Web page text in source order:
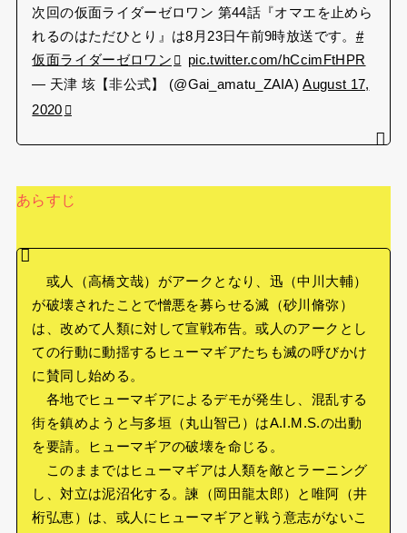
次回の仮面ライダーゼロワン 第44話『オマエを止めら
れるのはただひとり』は8月23日午前9時放送です。 #
仮面ライダーゼロワン
pic.twitter.com/hCcimFtHPR
— 天津 垓【非公式】 (@Gai_amatu_ZAIA)August 17,
2020
あらすじ
或人（高橋文哉）がアークとなり、迅（中川大輔）
が破壊されたことで憎悪を募らせる滅（砂川脩弥）
は、改めて人類に対して宣戦布告。或人のアークとし
ての行動に動揺するヒューマギアたちも滅の呼びかけ
に賛同し始める。
各地でヒューマギアによるデモが発生し、混乱する
街を鎮めようと与多垣（丸山智己）はA.I.M.S.の出動
を要請。ヒューマギアの破壊を命じる。
このままではヒューマギアは人類を敵とラーニング
し、対立は泥沼化する。諫（岡田龍太郎）と唯阿（井
桁弘恵）は、或人にヒューマギアと戦う意志がないこ